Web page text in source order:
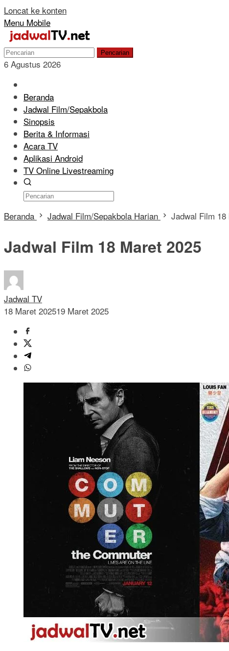
Loncat ke konten
Menu Mobile
Pencarian
6 Agustus 2026
Beranda
Jadwal Film/Sepakbola
Sinopsis
Berita & Informasi
Acara TV
Aplikasi Android
TV Online Livestreaming
Beranda Jadwal Film/Sepakbola Harian Jadwal Film 18
Jadwal Film 18 Maret 2025
Jadwal TV
18 Maret 202519 Maret 2025